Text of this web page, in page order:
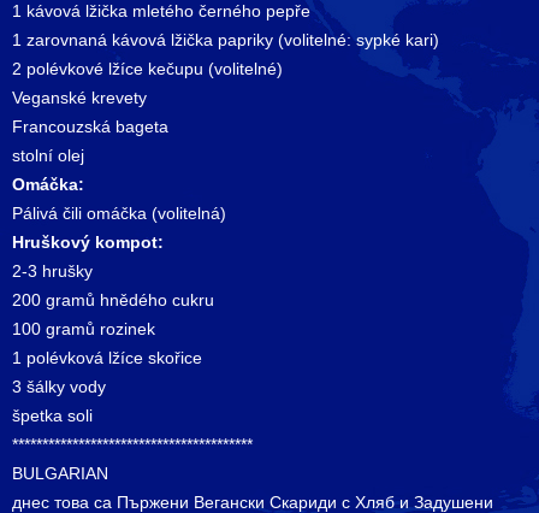
1 kávová lžička mletého černého pepře
1 zarovnaná kávová lžička papriky (volitelné: sypké kari)
2 polévkové lžíce kečupu (volitelné)
Veganské krevety
Francouzská bageta
stolní olej
Omáčka:
Pálivá čili omáčka (volitelná)
Hruškový kompot:
2-3 hrušky
200 gramů hnědého cukru
100 gramů rozinek
1 polévková lžíce skořice
3 šálky vody
špetka soli
****************************************
BULGARIAN
днес това са Пържени Вегански Скариди с Хляб и Задушени